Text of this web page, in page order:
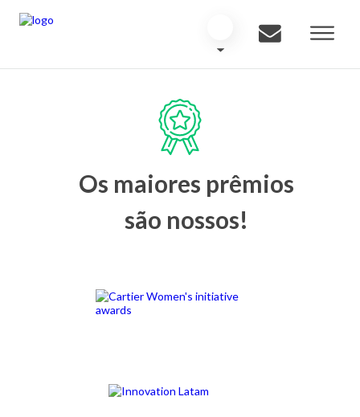
Os maiores prêmios
são nossos!